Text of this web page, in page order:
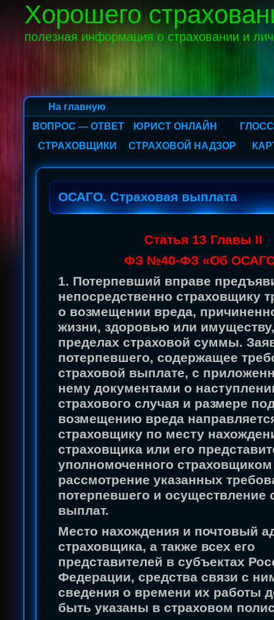
Хорошего
полезная информация о страховании и
На главную
ВОПРОС — ОТВЕТ
ЮРИСТ ОНЛАЙН
СТРАХОВЩИКИ
СТРАХОВОЙ НАДЗОР
ОСАГО. Страховая выплата
Статья 13 Главы II
ФЗ №40-ФЗ «Об
1. Потерпевший вправе
непосредственно страховщику
о возмещении вреда,
жизни, здоровью или
пределах страховой суммы.
потерпевшего, содержащее
страховой выплате, с
нему документами о
страхового случая и размере
возмещению вреда
страховщику по месту
страховщика или его
уполномоченного
рассмотрение указанных
потерпевшего и осуществление
выплат.
Место нахождения и почтовый
страховщика, а также всех его
представителей в субъектах
Федерации, средства связи с
сведения о времени их работы
быть указаны в страховом